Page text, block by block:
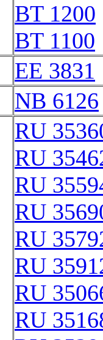
BT 1200
BT 1100
EE 3831
NB 6126
RU
RU
RU
RU
RU
RU
RU
RU